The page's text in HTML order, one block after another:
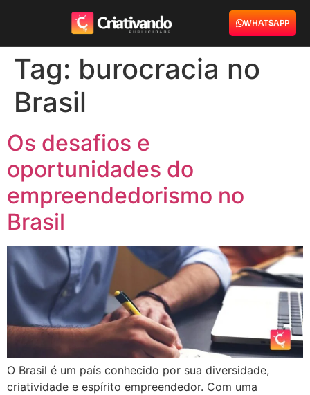
WHATSAPP
Tag: burocracia no
Brasil
Os desafios e
oportunidades do
empreendedorismo no
Brasil
O Brasil é um país conhecido por sua diversidade,
criatividade e espírito empreendedor. Com uma